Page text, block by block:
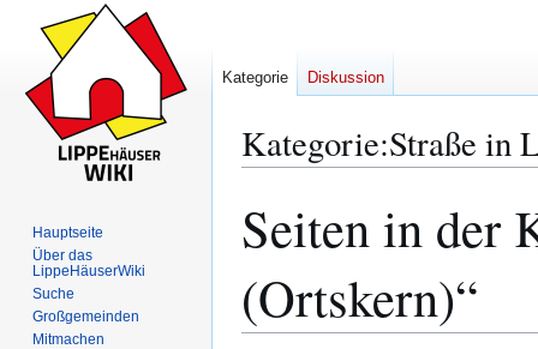
Kategorie:Straße in
Navigation
Suche
Seiten in der
(Ortskern)“
Kategorie Diskussion
Hauptseite
Über das
LippeHäuserWiki
Suche
Großgemeinden
Mitmachen